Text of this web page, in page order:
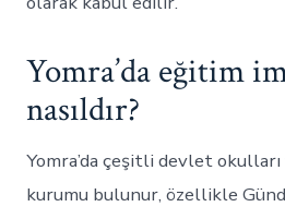
Yomra’da eğitim
nasıldır?
Yomra’da çeşitli devlet
kurumu bulunur, özellikle